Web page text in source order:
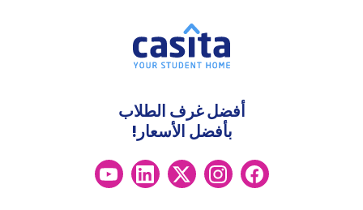
أفضل غرف الطلاب
بأفضل الأسعار!